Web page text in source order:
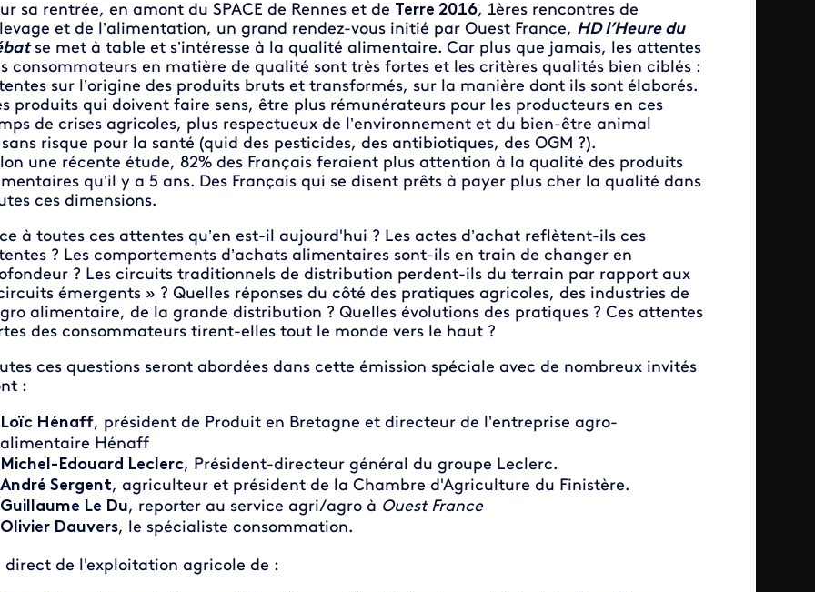
sa rentrée, en amont du SPACE de Rennes et de Terre 2016, 1ères rencontres de
et de l’alimentation, un grand rendez-vous initié par Ouest France, HD l’Heure du
se met à table et s’intéresse à la qualité alimentaire. Car plus que jamais, les attentes
consommateurs en matière de qualité sont très fortes et les critères qualités bien ciblés :
sur l’origine des produits bruts et transformés, sur la manière dont ils sont élaborés.
produits qui doivent faire sens, être plus rémunérateurs pour les producteurs en ces
de crises agricoles, plus respectueux de l’environnement et du bien-être animal
risque pour la santé (quid des pesticides, des antibiotiques, des OGM ?).
une récente étude, 82% des Français feraient plus attention à la qualité des produits
qu’il y a 5 ans. Des Français qui se disent prêts à payer plus cher la qualité dans
ces dimensions.
à toutes ces attentes qu’en est-il aujourd'hui ? Les actes d’achat reflètent-ils ces
? Les comportements d’achats alimentaires sont-ils en train de changer en
? Les circuits traditionnels de distribution perdent-ils du terrain par rapport aux
émergents » ? Quelles réponses du côté des pratiques agricoles, des industries de
alimentaire, de la grande distribution ? Quelles évolutions des pratiques ? Ces attentes
des consommateurs tirent-elles tout le monde vers le haut ?
ces questions seront abordées dans cette émission spéciale avec de nombreux invités
:
Loïc Hénaff, président de Produit en Bretagne et directeur de l’entreprise agro-
alimentaire Hénaff
Michel-Edouard Leclerc, Président-directeur général du groupe Leclerc.
André Sergent, agriculteur et président de la Chambre d'Agriculture du Finistère.
Guillaume Le Du, reporter au service agri/agro à Ouest France
Olivier Dauvers, le spécialiste consommation.
direct de l'exploitation agricole de :